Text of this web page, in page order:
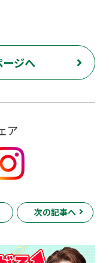
ジへ
ア
次の記事へ